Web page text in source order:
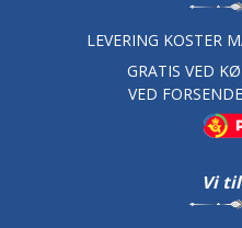
LEVERING KOSTER
GRATIS VED
VED
Vi